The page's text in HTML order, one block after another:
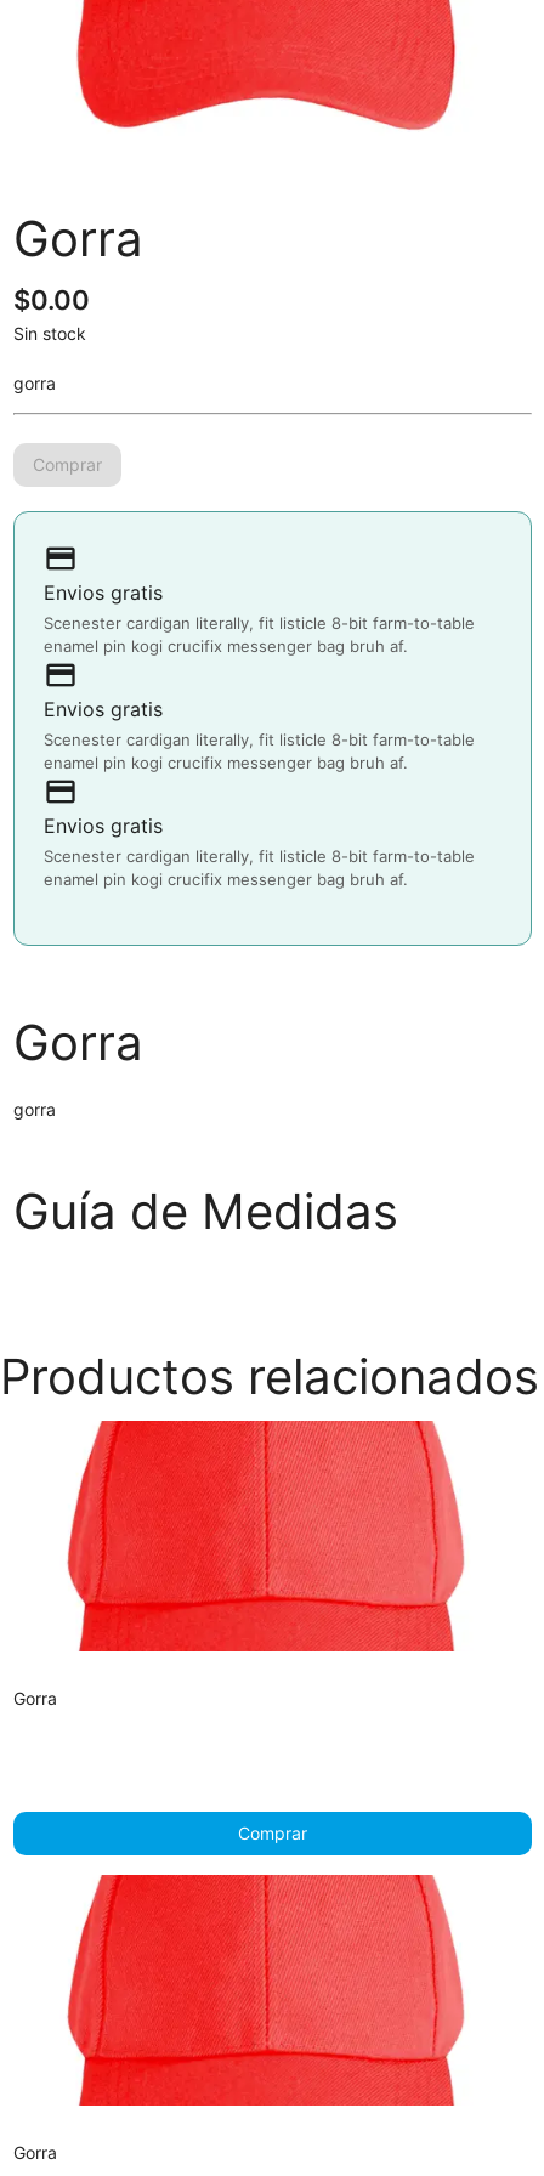
Gorra
$0.00
Sin stock
gorra
payment
Envios gratis
Scenester cardigan literally, fit listicle 8-bit farm-to-table
enamel pin kogi crucifix messenger bag bruh af.
payment
Envios gratis
Scenester cardigan literally, fit listicle 8-bit farm-to-table
enamel pin kogi crucifix messenger bag bruh af.
payment
Envios gratis
Scenester cardigan literally, fit listicle 8-bit farm-to-table
enamel pin kogi crucifix messenger bag bruh af.
Gorra
gorra
Guía de Medidas
Productos relacionados
Gorra
Comprar
Gorra